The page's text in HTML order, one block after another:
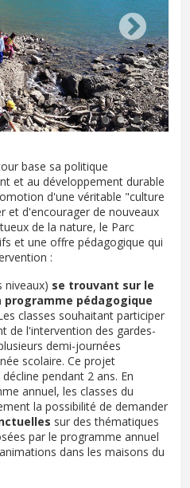
base sa politique
et au développement durable
d'une véritable "culture
et d'encourager de nouveaux
de la nature, le Parc
et une offre pédagogique qui
:
niveaux) se trouvant sur le
programme pédagogique
classes souhaitant participer
de l'intervention des gardes-
demi-journées
scolaire. Ce projet
pendant 2 ans. En
annuel, les classes du
la possibilité de demander
sur des thématiques
par le programme annuel
dans les maisons du